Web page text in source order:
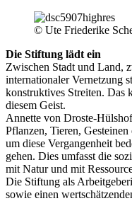
© Ute Friederike
Die Stiftung lädt ein
Zwischen Stadt und Land,
internationaler Vernetzung
konstruktives Streiten. Das
diesem Geist.
Annette von Droste-
Pflanzen, Tieren,
um diese Vergangenheit
gehen. Dies umfasst die
mit Natur und mit
Die Stiftung als
sowie einen